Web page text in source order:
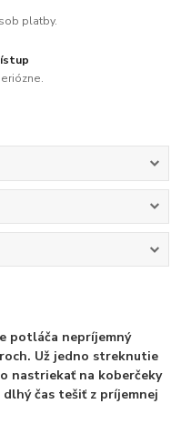
platby.
potláča nepríjemný
Už jedno streknutie
nastriekať na koberčeky
čas tešiť z príjemnej